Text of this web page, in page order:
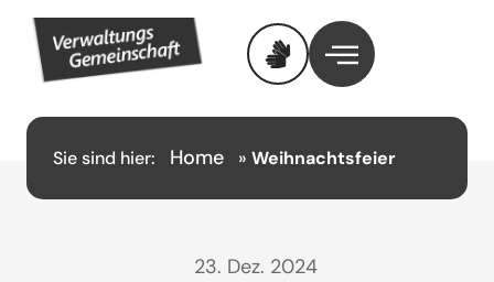
Sie sind hier: Home » Weihnachtsfeier
23. Dez. 2024